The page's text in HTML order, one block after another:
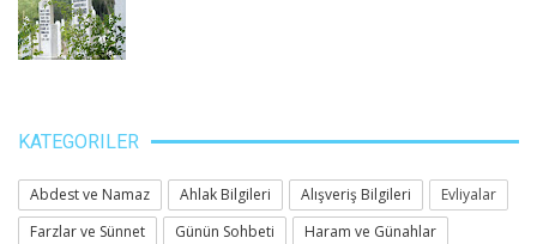
KATEGORILER
Abdest ve Namaz Ahlak Bilgileri Alışveriş Bilgileri
Evliyalar
Farzlar ve Sünnet
Günün Sohbeti
Haram ve Günahlar